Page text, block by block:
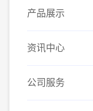
产品展示
资讯中心
公司服务